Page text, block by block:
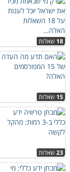
18 שאלות
15 שאלות
23 שאלות